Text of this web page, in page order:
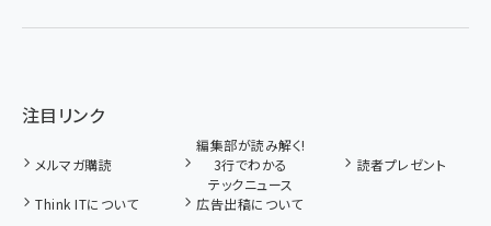
注目リンク
メルマガ購読
編集部が読み解く!
3行でわかる
テックニュース
読者プレゼント
Think ITについて 広告出稿について